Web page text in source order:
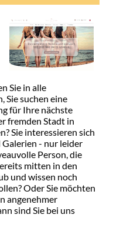
Sie in alle
Sie suchen eine
für Ihre nächste
fremden Stadt in
Sie interessieren sich
- nur leider
Person, die
mitten in den
und wissen noch
Oder Sie möchten
angenehmer
sind Sie bei uns